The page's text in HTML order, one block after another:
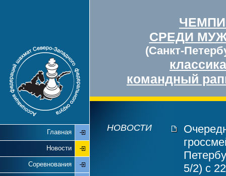
СРЕДИ
(Санкт-
классика
командный
Главная
Новости
Соревнования
НОВОСТИ
5/2) с